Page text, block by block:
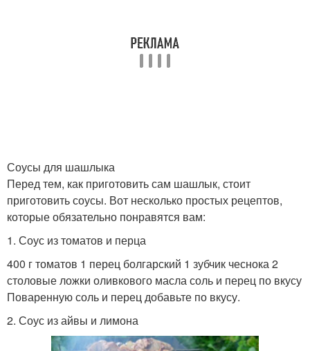
Соусы для шашлыка
Перед тем, как приготовить сам шашлык, стоит
приготовить соусы. Вот несколько простых рецептов,
которые обязательно понравятся вам:
1. Соус из томатов и перца
400 г томатов 1 перец болгарский 1 зубчик чеснока 2
столовые ложки оливкового масла соль и перец по вкусу
Поваренную соль и перец добавьте по вкусу.
2. Соус из айвы и лимона